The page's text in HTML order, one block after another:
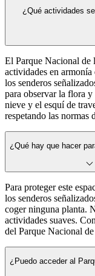
¿Qué actividades
El Parque Nacional de
actividades en
los senderos
para observar la flora
nieve y el esquí de
respetando las normas
¿Qué hay que hacer
Para proteger este
los senderos
coger ninguna planta.
actividades suaves.
del Parque Nacional
¿Puedo acceder al